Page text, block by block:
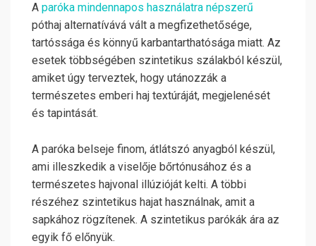
A paróka mindennapos használatra népszerű
póthaj alternatívává vált a megfizethetősége,
tartóssága és könnyű karbantarthatósága miatt. Az
esetek többségében szintetikus szálakból készül,
amiket úgy terveztek, hogy utánozzák a
természetes emberi haj textúráját, megjelenését
és tapintását.
A paróka belseje finom, átlátszó anyagból készül,
ami illeszkedik a viselője bőrtónusához és a
természetes hajvonal illúzióját kelti. A többi
részéhez szintetikus hajat használnak, amit a
sapkához rögzítenek. A szintetikus parókák ára az
egyik fő előnyük.